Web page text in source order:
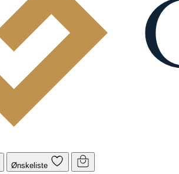
Ønskeliste